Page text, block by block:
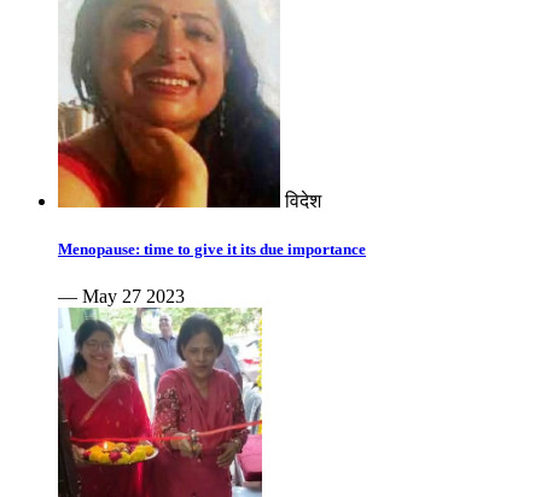
विदेश
Menopause: time to give it its due importance
— May 27 2023